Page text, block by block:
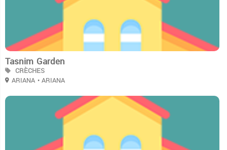
Tasnim Garden
CRÈCHES
ARIANA • ARIANA